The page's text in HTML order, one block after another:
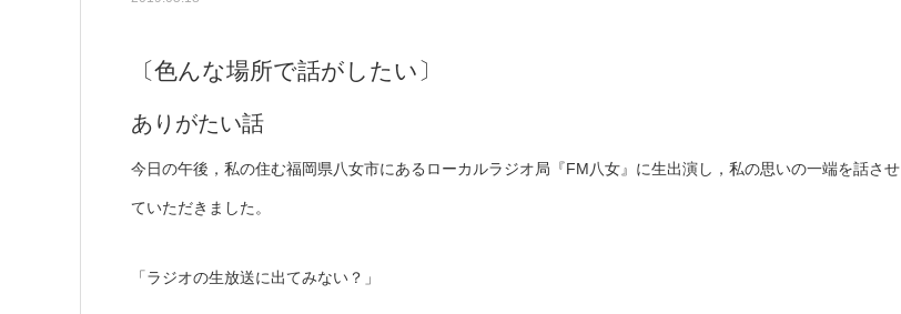
〔色んな場所で話がしたい〕
ありがたい話
今日の午後，私の住む福岡県八女市にあるローカルラジオ局『FM八女』に生出演し，私の思いの一端を話させ
ていただきました。
「ラジオの生放送に出てみない？」